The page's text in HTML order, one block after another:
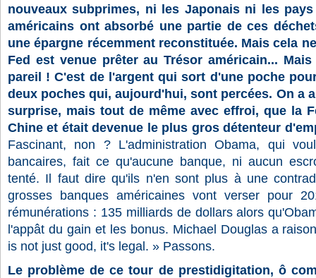
nouveaux subprimes, ni les Japonais ni les
américains ont absorbé une partie de ces
une épargne récemment reconstituée. Mais cela
Fed est venue prêter au Trésor américain...
pareil ! C'est de l'argent qui sort d'une poche
deux poches qui, aujourd'hui, sont percées. On a
surprise, mais tout de même avec effroi, que la
Chine et était devenue le plus gros détenteur
Fascinant, non ? L'administration Obama, qui
bancaires, fait ce qu'aucune banque, ni aucun
tenté. Il faut dire qu'ils n'en sont plus à une
grosses banques américaines vont verser pour
rémunérations : 135 milliards de dollars alors
l'appât du gain et les bonus. Michael Douglas a
is not just good, it's legal. » Passons.
Le problème de ce tour de prestidigitation, ô